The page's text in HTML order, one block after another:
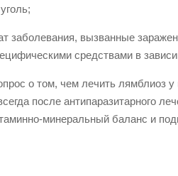
заболевания, вызванные
средствами в
о том, чем лечить лямблиоз
после антипаразитарного
минеральный баланс и